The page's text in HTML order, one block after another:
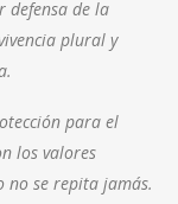
defensa de la
plural y
para el
los valores
no se repita jamás.